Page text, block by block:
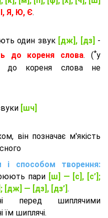
І, Я, Ю, Є.
один звук [дж], [дз] -
до кореня слова. (*у
до кореня слова не
[шч]
він позначає м'якість
і способом творення:
пари [ш] — [c], [с’];
[дж] — [дз], [дз’] .
перед шиплячими
їм шиплячі.